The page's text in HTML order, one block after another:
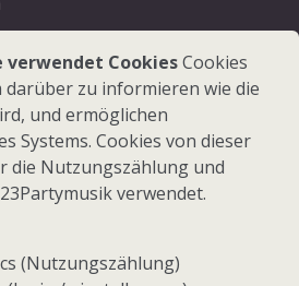
- Alle Rechte vorbehalten
verwendet CookiesCookies
zu informieren wie die
und ermöglichen
Systems. Cookies von dieser
die Nutzungszählung und
verwendet.
(Nutzungszählung)